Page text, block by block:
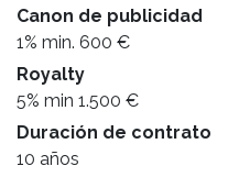
Canon de publicidad
1% min. 600 €
Royalty
5% min 1.500 €
Duración de contrato
10 años